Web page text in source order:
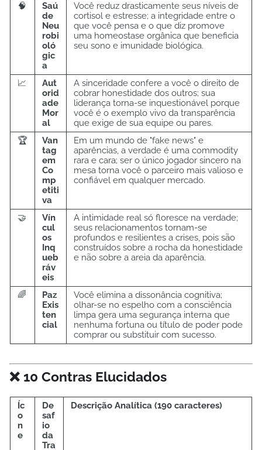
🧠
Saú
de
Neu
robi
oló
gic
a
Você reduz drasticamente seus níveis de
cortisol e estresse; a integridade entre o
que você pensa e o que diz promove
uma homeostase orgânica que beneficia
seu sono e imunidade biológica.
📈
Aut
orid
ade
Mor
al
A sinceridade confere a você o direito de
cobrar honestidade dos outros; sua
liderança torna-se inquestionável porque
você é o exemplo vivo da transparência
que exige de sua equipe ou pares.
🏆
Van
tag
em
Co
mp
etiti
va
Em um mundo de "fake news" e
aparências, a verdade é uma commodity
rara e cara; ser o único jogador sincero na
mesa torna você o parceiro mais valioso e
confiável em qualquer mercado.
🤝
Vín
cul
os
Inq
ueb
ráv
eis
A intimidade real só floresce na verdade;
seus relacionamentos tornam-se
profundos e resilientes a crises, pois são
construídos sobre a rocha da honestidade
e não sobre a areia da aparência.
🌈
Paz
Exis
ten
cial
Você elimina a dissonância cognitiva;
olhar-se no espelho com a consciência
limpa gera uma segurança interna que
nenhuma fortuna ou título de poder pode
comprar ou substituir com sucesso.
❌ 10 Contras Elucidados
Íc
o
n
e
De
saf
io
da
Tra
Descrição Analítica (190 caracteres)